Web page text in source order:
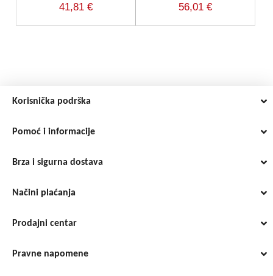
41,81 € 56,01€
Korisnička podrška
Pomoć i informacije
Brza i sigurna dostava
Načini plaćanja
Prodajni centar
Pravne napomene